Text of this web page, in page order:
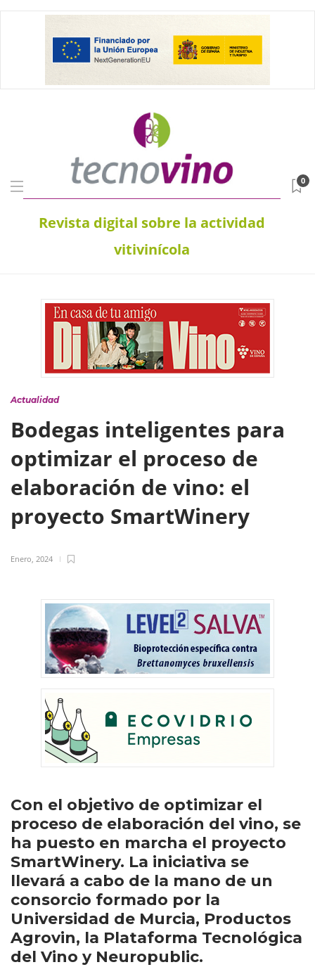
Revista digital sobre la actividad
vitivinícola
0
Actualidad
Bodegas inteligentes para
optimizar el proceso de
elaboración de vino: el
proyecto SmartWinery
Enero, 2024
Con el objetivo de optimizar el
proceso de elaboración del vino, se
ha puesto en marcha el proyecto
SmartWinery. La iniciativa se
llevará a cabo de la mano de un
consorcio formado por la
Universidad de Murcia, Productos
Agrovin, la Plataforma Tecnológica
del Vino y Neuropublic.